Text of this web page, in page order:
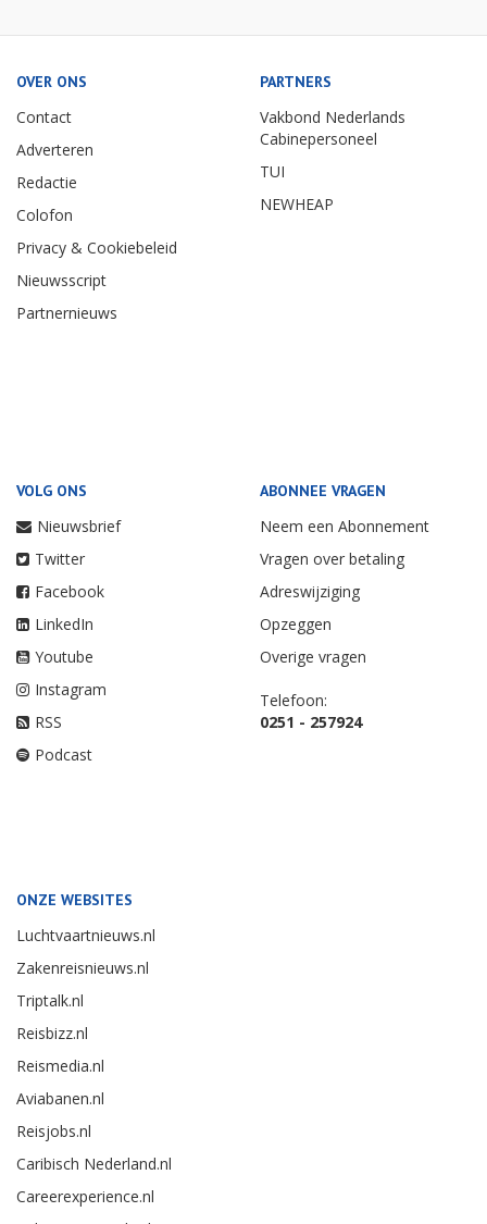
OVER ONS
Contact
Adverteren
Redactie
Colofon
Privacy & Cookiebeleid
Nieuwsscript
Partnernieuws
PARTNERS
Vakbond Nederlands
Cabinepersoneel
TUI
NEWHEAP
VOLG ONS
Nieuwsbrief
Twitter
Facebook
LinkedIn
Youtube
Instagram
RSS
Podcast
ABONNEE VRAGEN
Neem een Abonnement
Vragen over betaling
Adreswijziging
Opzeggen
Overige vragen
Telefoon:
0251 - 257924
ONZE WEBSITES
Luchtvaartnieuws.nl
Zakenreisnieuws.nl
Triptalk.nl
Reisbizz.nl
Reismedia.nl
Aviabanen.nl
Reisjobs.nl
Caribisch Nederland.nl
Careerexperience.nl